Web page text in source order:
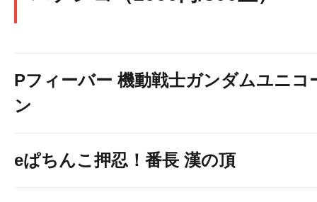
Pフィーバー 機動戦士ガンダムユニコ
ン
eぱちんこ押忍！番長 漢の頂